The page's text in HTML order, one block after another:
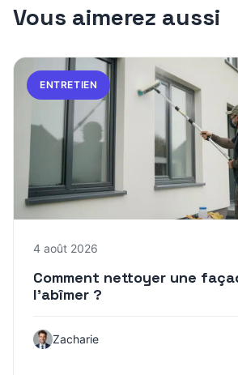
Vous aimerez aussi
ENTRETIEN
4 août 2026
Comment nettoyer une
l’abîmer ?
Zacharie